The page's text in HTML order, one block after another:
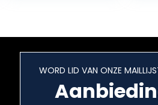
WORD LID VAN ONZE